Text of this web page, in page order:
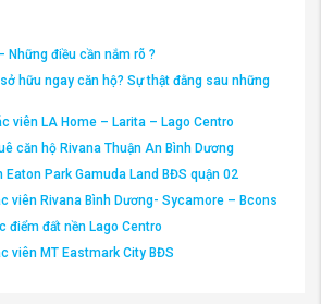
Những điều cần nắm rõ ?
hữu ngay căn hộ? Sự thật đằng sau những
viên LA Home – Larita – Lago Centro
căn hộ Rivana Thuận An Bình Dương
Park Gamuda Land BĐS quận 02
viên Rivana Bình Dương- Sycamore – Bcons
điểm đất nền Lago Centro
viên MT Eastmark City BĐS